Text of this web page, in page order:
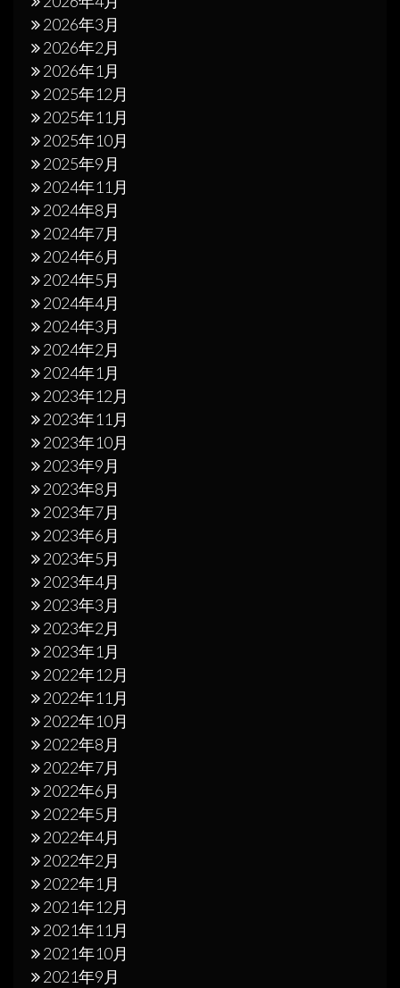
2026年3月
2026年2月
2026年1月
2025年12月
2025年11月
2025年10月
2025年9月
2024年11月
2024年8月
2024年7月
2024年6月
2024年5月
2024年4月
2024年3月
2024年2月
2024年1月
2023年12月
2023年11月
2023年10月
2023年9月
2023年8月
2023年7月
2023年6月
2023年5月
2023年4月
2023年3月
2023年2月
2023年1月
2022年12月
2022年11月
2022年10月
2022年8月
2022年7月
2022年6月
2022年5月
2022年4月
2022年2月
2022年1月
2021年12月
2021年11月
2021年10月
2021年9月